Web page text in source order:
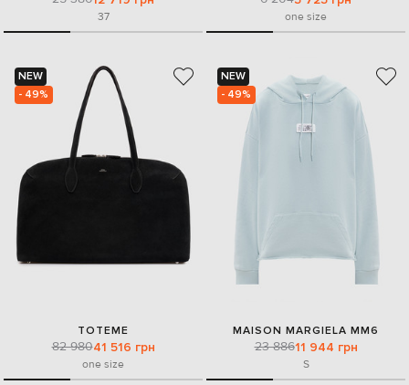
37 one size
NEW
- 49%
TOTEME
82 98041 516 грн
one size
NEW
- 49%
MAISON MARGIELA MM6
23 88611 944 грн
S